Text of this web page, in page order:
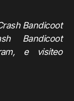
Bandicoot
Bandicoot
, e visiteo